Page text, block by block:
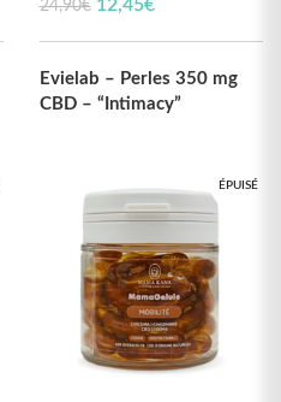
24,90€ Le prix initial était :
12,45€Le prix actuel
Evielab – Perles 350 mg
CBD – “Intimacy”
ÉPUISÉ